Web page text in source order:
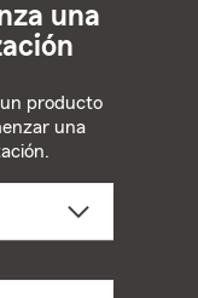
una
producto
una